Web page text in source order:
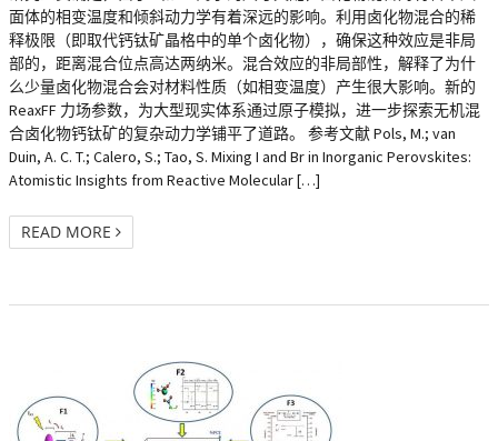
面体的相变温度和倾斜动力学有着深远的影响。利用卤化物混合的稀
释极限（即取代钙钛矿晶格中的单个卤化物），确保这种效应是非局
部的，距离混合位点高达两纳米。混合效应的非局部性，解释了为什
么少量卤化物混合会对材料性质（如相变温度）产生很大影响。新的
ReaxFF 力场参数，为大型现实体系通过原子模拟，进一步探索无机混
合卤化物钙钛矿的复杂动力学铺平了道路。 参考文献 Pols, M.; van
Duin, A. C. T.; Calero, S.; Tao, S. Mixing I and Br in Inorganic Perovskites:
Atomistic Insights from Reactive Molecular […]
READ MORE